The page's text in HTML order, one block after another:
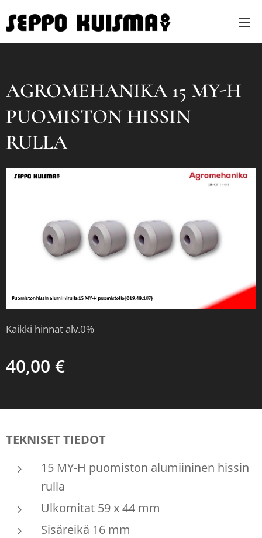
AGROMEHANIKA 15 MY-H
PUOMISTON HISSIN
RULLA
Kaikki hinnat alv.0%
40,00 €
TEKNISET TIEDOT
15 MY-H puomiston alumiininen hissin
rulla
Ulkomitat 59 x 44 mm
Sisäreikä 16 mm